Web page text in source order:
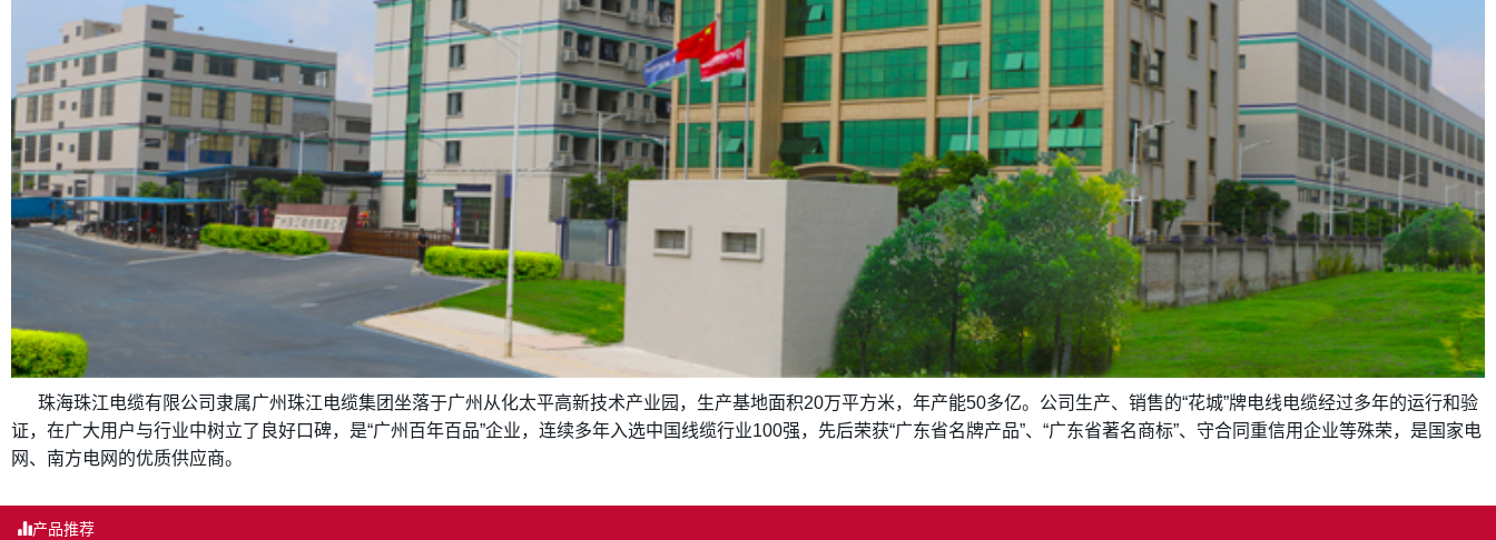
珠海珠江电缆有限公司隶属广州珠江电缆集团坐落于广州从化太平高新技术产业园，生产基地面积20万平方米，年产能50多亿。公司生产、销售的“花城”牌电线电缆经过多年的运行和验
证，在广大用户与行业中树立了良好口碑，是“广州百年百品”企业，连续多年入选中国线缆行业100强，先后荣获“广东省名牌产品”、“广东省著名商标”、守合同重信用企业等殊荣，是国家电
网、南方电网的优质供应商。
产品推荐